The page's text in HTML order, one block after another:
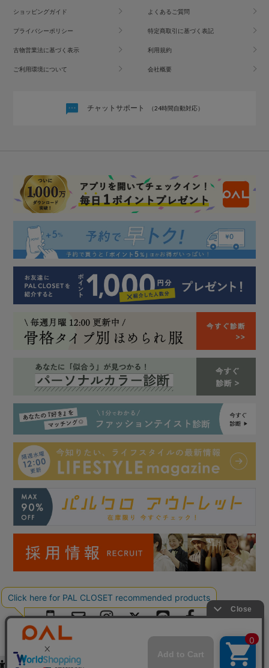
ショッピングガイド よくあるご質問
プライバシーポリシー 特定商取引に基づく表記
古物営業法に基づく表示 利用規約
ご利用環境について 会社概要
チャットサポート （24時間自動対応）